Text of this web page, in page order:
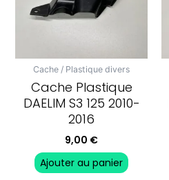
Cache / Plastique divers
Cache Plastique
DAELIM S3 125 2010-
2016
9,00 €
Ajouter au panier